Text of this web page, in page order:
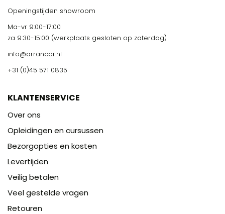
Openingstijden showroom
Ma-vr 9:00-17:00
za 9:30-15:00 (werkplaats gesloten op zaterdag)
info@arrancar.nl
+31 (0)45 571 0835
KLANTENSERVICE
Over ons
Opleidingen en cursussen
Bezorgopties en kosten
Levertijden
Veilig betalen
Veel gestelde vragen
Retouren